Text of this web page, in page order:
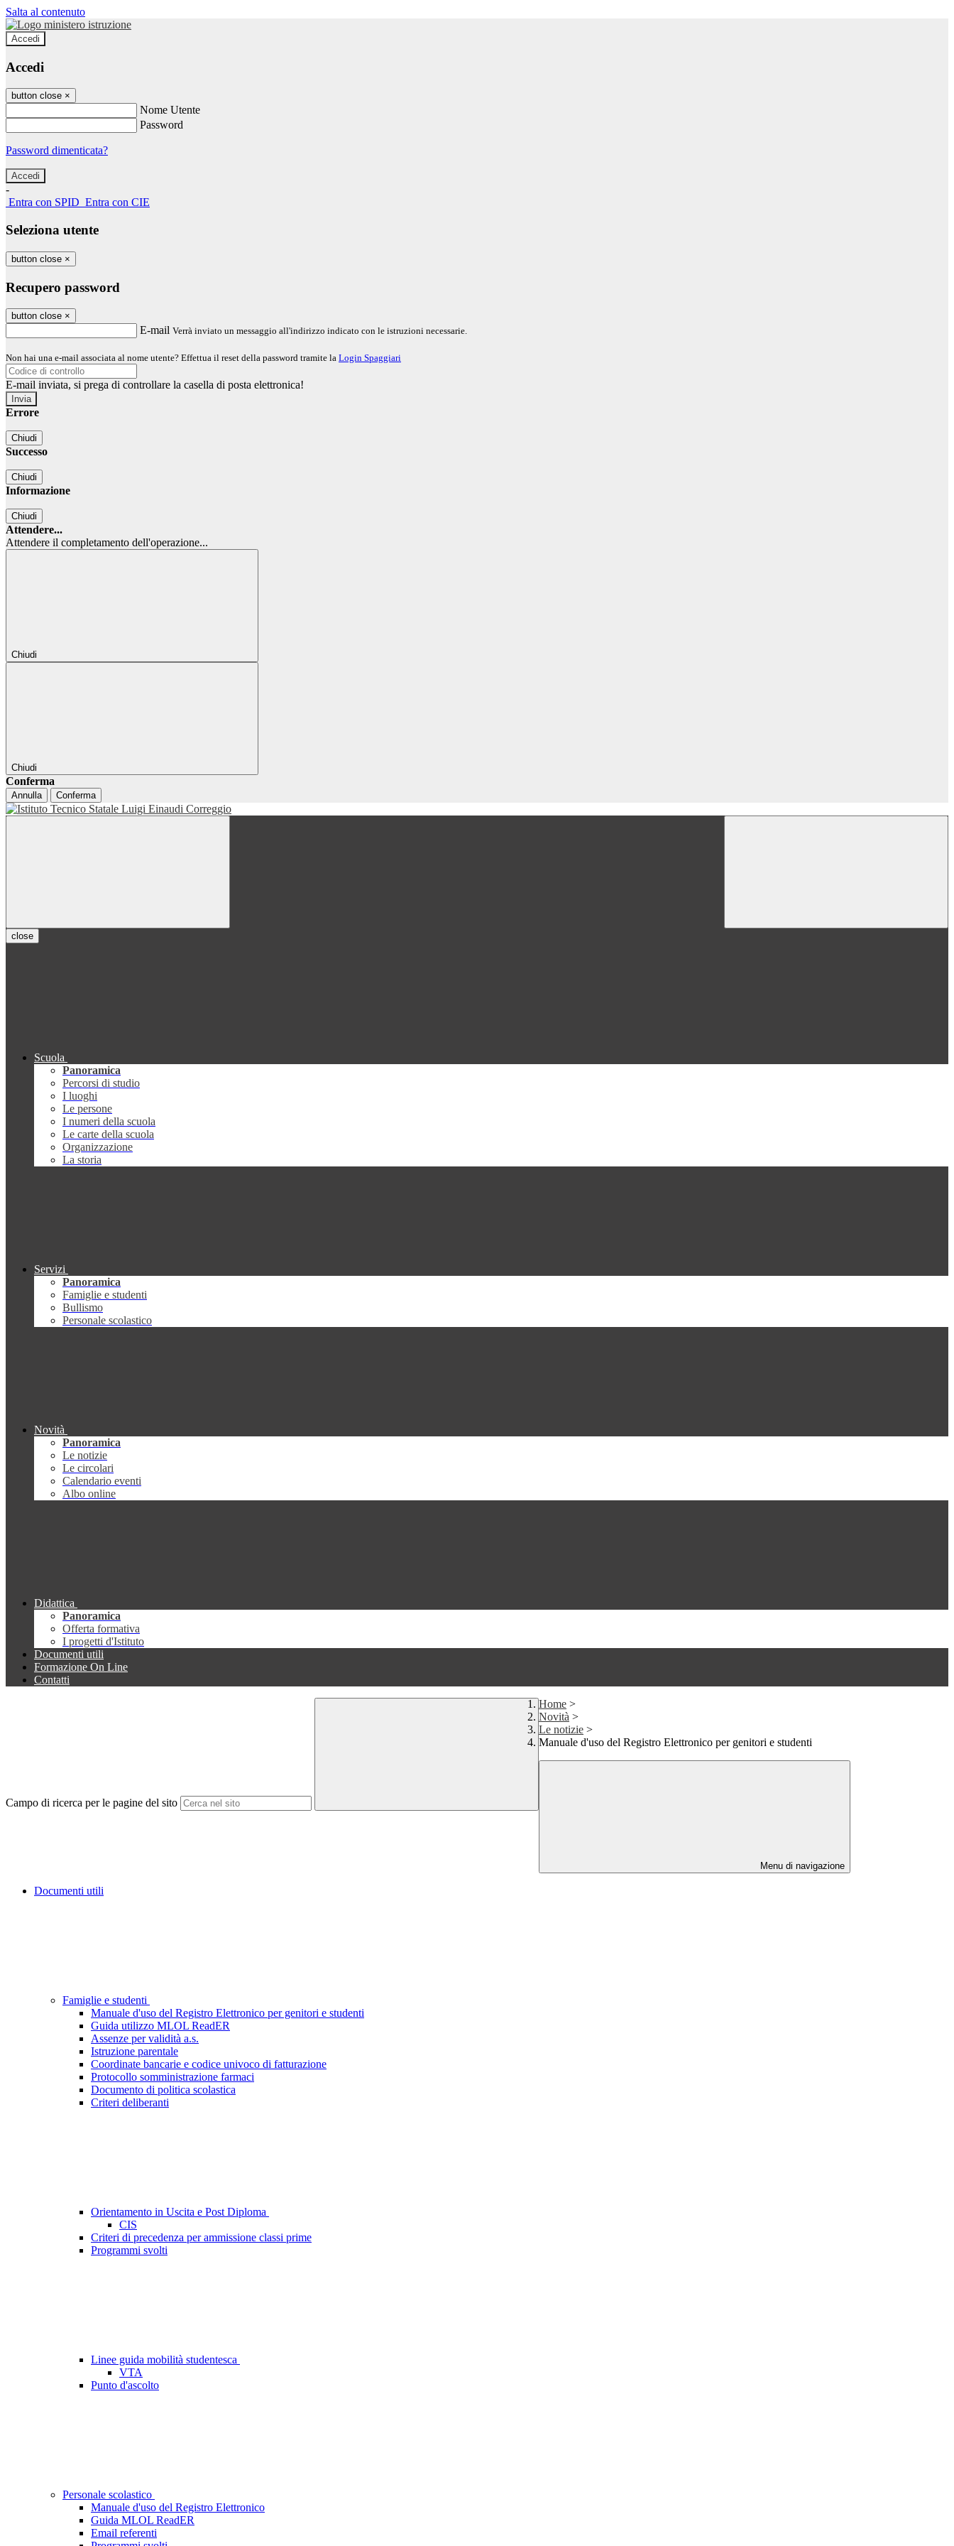
Salta al contenuto
Accedi
Accedi
button close ×
Nome Utente
Password
Password dimenticata?
-
Entra con SPID Entra con CIE
Seleziona utente
button close ×
Recupero password
button close ×
E-mail Verrà inviato un messaggio all'indirizzo indicato con le istruzioni necessarie.
Non hai una e-mail associata al nome utente? Effettua il reset della password tramite la Login Spaggiari
E-mail inviata, si prega di controllare la casella di posta elettronica!
Errore
Chiudi
Successo
Chiudi
Informazione
Chiudi
Attendere...
Attendere il completamento dell'operazione...
Chiudi
Chiudi
Conferma
Annulla Conferma
close
Scuola
Panoramica
Percorsi di studio
I luoghi
Le persone
I numeri della scuola
Le carte della scuola
Organizzazione
La storia
Servizi
Panoramica
Famiglie e studenti
Bullismo
Personale scolastico
Novità
Panoramica
Le notizie
Le circolari
Calendario eventi
Albo online
Didattica
Panoramica
Offerta formativa
I progetti d'Istituto
Documenti utili
Formazione On Line
Contatti
Campo di ricerca per le pagine del sito
Home >
Novità >
Le notizie >
Manuale d'uso del Registro Elettronico per genitori e studenti
Menu di navigazione
Documenti utili
Famiglie e studenti
Manuale d'uso del Registro Elettronico per genitori e studenti
Guida utilizzo MLOL ReadER
Assenze per validità a.s.
Istruzione parentale
Coordinate bancarie e codice univoco di fatturazione
Protocollo somministrazione farmaci
Documento di politica scolastica
Criteri deliberanti
Orientamento in Uscita e Post Diploma
CIS
Criteri di precedenza per ammissione classi prime
Programmi svolti
Linee guida mobilità studentesca
VTA
Punto d'ascolto
Personale scolastico
Manuale d'uso del Registro Elettronico
Guida MLOL ReadER
Email referenti